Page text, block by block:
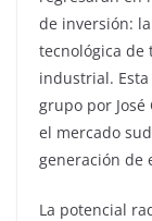
de inversión:
tecnológica de
industrial.
grupo por José
el mercado
generación de
‎La potencial